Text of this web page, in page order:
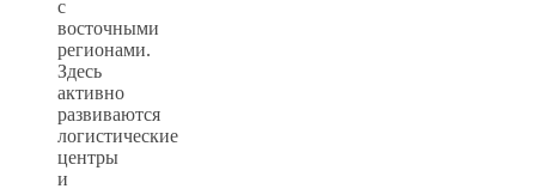
с
восточными
регионами.
Здесь
активно
развиваются
логистические
центры
и